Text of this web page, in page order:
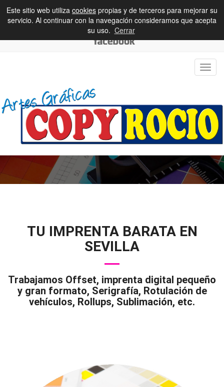
Este sitio web utiliza cookies propias y de terceros para mejorar su
servicio. Al continuar con la navegación consideramos que acepta
su uso. Cerrar
+34 955 764 591 / 645997541 / 666 138 185
copyrociopalomares@hotmail.com
¿NECESITAS UNA IMPRENTA?
El Mejor servicio y máxima calidad
SOLICITE INFORMACIÓN
TU IMPRENTA BARATA EN
SEVILLA
Trabajamos Offset, imprenta digital pequeño
y gran formato, Serigrafía, Rotulación de
vehículos, Rollups, Sublimación, etc.